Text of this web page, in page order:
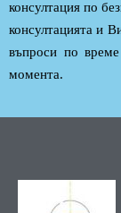
консултация по
консултацията и
въпроси по
момента.